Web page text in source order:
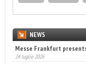
NEWS
Messe Frankfurt
24 luglio 2026